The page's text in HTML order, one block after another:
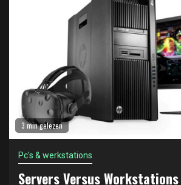
3 min gelezen
Pc's & werkstations
Servers Versus